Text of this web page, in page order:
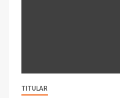
TITULAR